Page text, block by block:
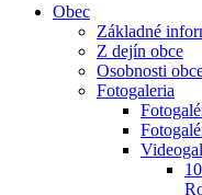
Obec
Základné
Z dejín obce
Osobnosti
Fotogaleria